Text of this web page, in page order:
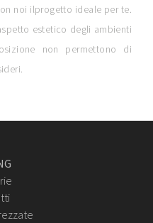
noi ilprogetto ideale per te.
estetico degli ambienti
non permettono di